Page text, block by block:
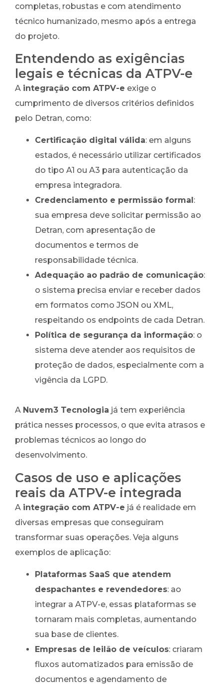
completas, robustas e com atendimento
técnico humanizado, mesmo após a entrega
do projeto.
Entendendo as exigências
legais e técnicas da ATPV-e
A integração com ATPV-e exige o
cumprimento de diversos critérios definidos
pelo Detran, como:
Certificação digital válida: em alguns
estados, é necessário utilizar certificados
do tipo A1 ou A3 para autenticação da
empresa integradora.
Credenciamento e permissão formal :
sua empresa deve solicitar permissão ao
Detran, com apresentação de
documentos e termos de
responsabilidade técnica.
Adequação ao padrão de comunicação:
o sistema precisa enviar e receber dados
em formatos como JSON ou XML,
respeitando os endpoints de cada Detran.
Política de segurança da informação: o
sistema deve atender aos requisitos de
proteção de dados, especialmente com a
vigência da LGPD.
A Nuvem3 Tecnologia já tem experiência
prática nesses processos, o que evita atrasos e
problemas técnicos ao longo do
desenvolvimento.
Casos de uso e aplicações
reais da ATPV-e integrada
A integração com ATPV-e já é realidade em
diversas empresas que conseguiram
transformar suas operações. Veja alguns
exemplos de aplicação:
Plataformas SaaS que atendem
despachantes e revendedores: ao
integrar a ATPV-e, essas plataformas se
tornaram mais completas, aumentando
sua base de clientes.
Empresas de leilão de veículos: criaram
fluxos automatizados para emissão de
documentos e agendamento de